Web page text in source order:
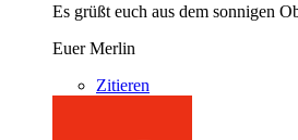
Es grüßt euch aus dem sonnigen
Euer Merlin
Zitieren